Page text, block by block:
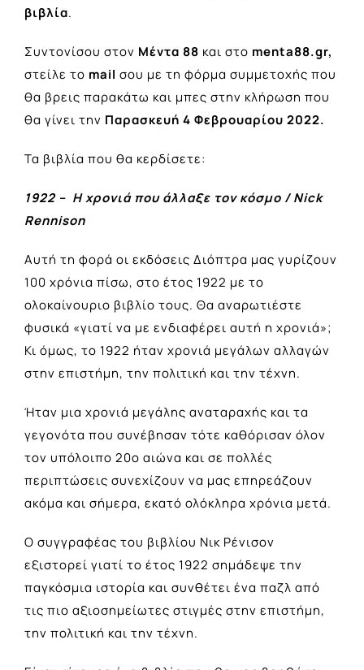
βιβλία.
Συντονίσου στον Μέντα 88 και στο menta88.gr,
στείλε το mail σου με τη φόρμα συμμετοχής που
θα βρεις παρακάτω και μπες στην κλήρωση που
θα γίνει την Παρασκευή 4 Φεβρουαρίου 2022.
Τα βιβλία που θα κερδίσετε:
1922 – Η χρονιά που άλλαξε τον κόσμο / Nick
Rennison
Αυτή τη φορά οι εκδόσεις Διόπτρα μας γυρίζουν
100 χρόνια πίσω, στο έτος 1922 με το
ολοκαίνουριο βιβλίο τους. Θα αναρωτιέστε
φυσικά «γιατί να με ενδιαφέρει αυτή η χρονιά»;
Κι όμως, το 1922 ήταν χρονιά μεγάλων αλλαγών
στην επιστήμη, την πολιτική και την τέχνη.
Ήταν μια χρονιά μεγάλης αναταραχής και τα
γεγονότα που συνέβησαν τότε καθόρισαν όλον
τον υπόλοιπο 20ο αιώνα και σε πολλές
περιπτώσεις συνεχίζουν να μας επηρεάζουν
ακόμα και σήμερα, εκατό ολόκληρα χρόνια μετά.
Ο συγγραφέας του βιβλίου Νικ Ρένισον
εξιστορεί γιατί το έτος 1922 σημάδεψε την
παγκόσμια ιστορία και συνθέτει ένα παζλ από
τις πιο αξιοσημείωτες στιγμές στην επιστήμη,
την πολιτική και την τέχνη.